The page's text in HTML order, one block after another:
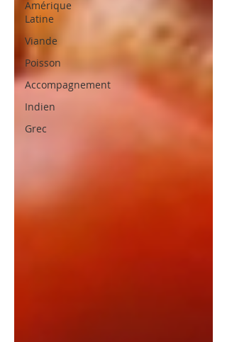
Amérique
Latine
Viande
Poisson
Accompagnement
Indien
Grec